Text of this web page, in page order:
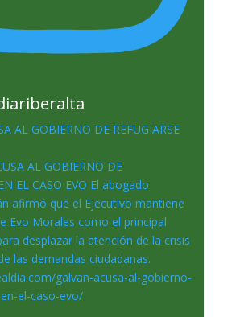
AL GOBIERNO DE REFUGIARSE